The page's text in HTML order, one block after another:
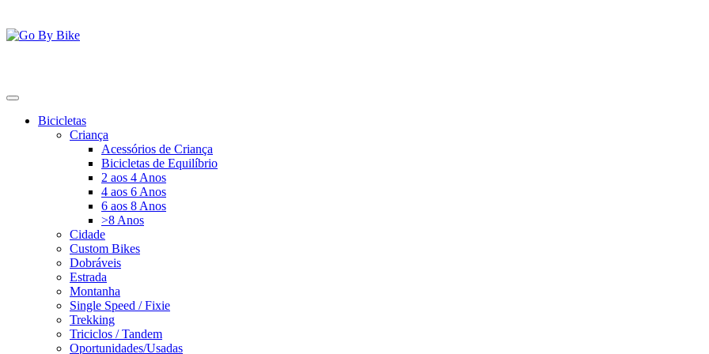
para
o
Bicicletas
Criança
Acessórios de Criança
Bicicletas de Equilíbrio
2 aos 4 Anos
4 aos 6 Anos
6 aos 8 Anos
>8 Anos
Cidade
Custom Bikes
Dobráveis
Estrada
Montanha
Single Speed / Fixie
Trekking
Triciclos / Tandem
Oportunidades/Usadas